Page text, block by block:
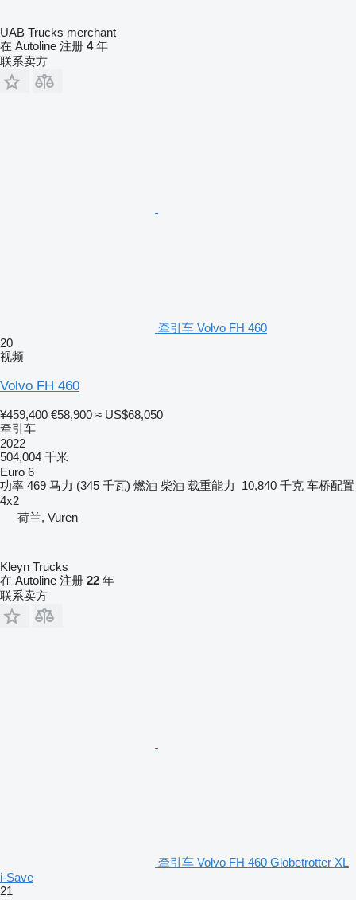
UAB Trucks merchant
在 Autoline 注册 4年
联系卖方
牵引车 Volvo FH 460
20
视频
Volvo FH 460
¥459,400 €58,900 ≈ US$68,050
牵引车
2022
504,004 千米
Euro 6
功率 469 马力 (345 千瓦) 燃油 柴油 载重能力 10,840 千克 车桥配置
4x2
荷兰, Vuren
Kleyn Trucks
在 Autoline 注册 22 年
联系卖方
牵引车 Volvo FH 460 Globetrotter XL
i-Save
21